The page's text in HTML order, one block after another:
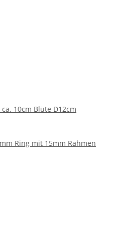
10cm Blüte D12cm